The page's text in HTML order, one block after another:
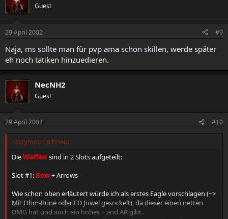
Guest
29 April 2002 #9
Naja, ms sollte man für pvp ama schon skillen, werde später
eh noch tatiken hinzuedieren.
NecNH2
Guest
29 April 2002 #10
~Strymos~ schrieb:
DieWaffen sind in 2 Slots aufgeteilt:
Slot #1: Bow+ Arrows
Wie schon oben erläutert würde ich als erstes Eagle vorschlagen (~>
Mit Ohm-Rune oder ED Juwel gesockelt), da dieser einen netten
DMG hat und auch ein hohes + and AR gibt.